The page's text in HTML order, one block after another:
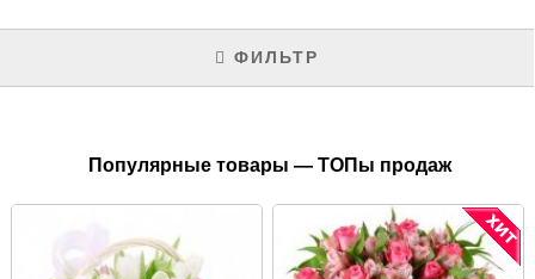
ФИЛЬТР
Популярные товары — ТОПы продаж